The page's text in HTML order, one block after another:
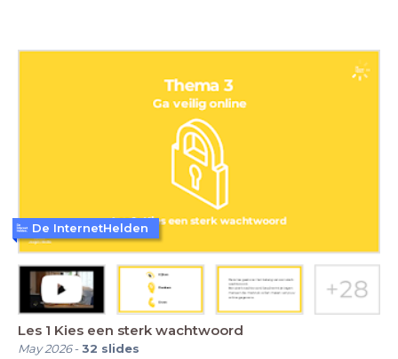
Les 1 Kies een sterk wachtwoord
May 2026-32 slides
De InternetHelden